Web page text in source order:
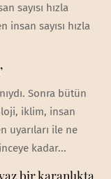
sayısı hızla
insan sayısı hızla
Sonra bütün
iklim, insan
uyarıları ile ne
kadar...
bir karanlıkta